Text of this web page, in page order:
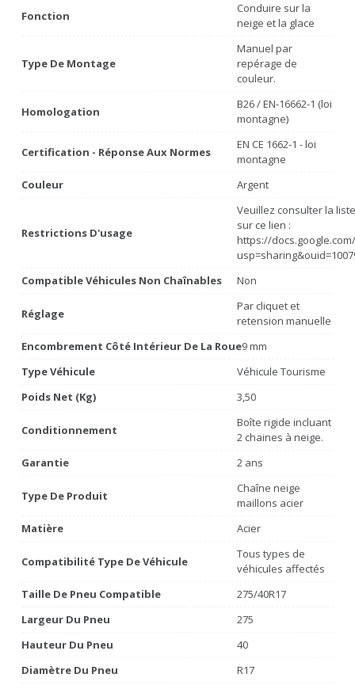
Fonction
Conduire sur la
neige et la glace
Type De Montage
Manuel par
repérage de
couleur.
Homologation
B26 / EN-16662-1 (loi
montagne)
Certification - Réponse Aux Normes
EN CE 1662-1 - loi
montagne
Couleur
Argent
Restrictions D'usage
Veuillez consulter la
sur ce lien :
https://
Compatible Véhicules Non Chaînables
Non
Réglage
Par cliquet et
retension manuelle
Encombrement Côté Intérieur De La Roue9 mm
Type Véhicule
Véhicule Tourisme
Poids Net (Kg)
3,50
Conditionnement
Boîte rigide incluant
2 chaines à neige.
Garantie
2 ans
Type De Produit
Chaîne neige
maillons acier
Matière
Acier
Compatibilité Type De Véhicule
Tous types de
véhicules affectés
Taille De Pneu Compatible
275/40R17
Largeur Du Pneu
275
Hauteur Du Pneu
40
Diamètre Du Pneu
R17